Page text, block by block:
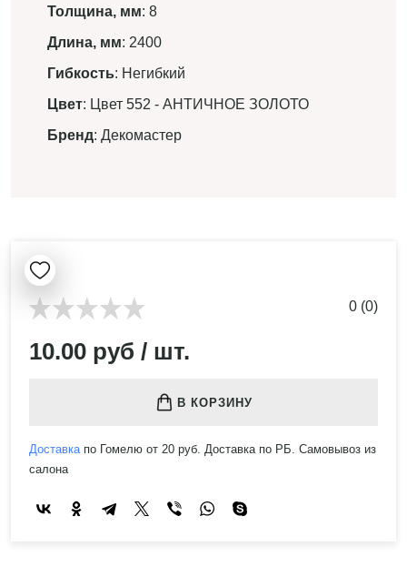
Толщина, мм: 8
Длина, мм: 2400
Гибкость: Негибкий
Цвет: Цвет 552 - АНТИЧНОЕ ЗОЛОТО
Бренд: Декомастер
0 (0)
10.00 руб / шт.
В КОРЗИНУ
Доставкапо Гомелю от 20 руб. Доставка по РБ. Самовывоз из
салона